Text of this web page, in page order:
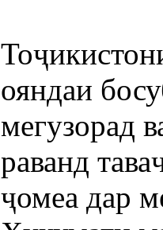
ояндаи
мегузорад
раванд
ҷомеа дар